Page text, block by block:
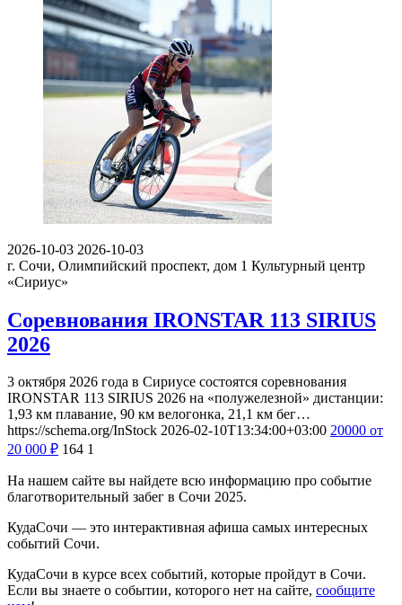
2026-10-03 2026-10-03
г. Сочи, Олимпийский проспект, дом 1 Культурный центр
«Сириус»
Соревнования IRONSTAR 113 SIRIUS
2026
3 октября 2026 года в Сириусе состоятся соревнования
IRONSTAR 113 SIRIUS 2026 на «полужелезной» дистанции:
1,93 км плавание, 90 км велогонка, 21,1 км бег…
https://schema.org/InStock 2026-02-10T13:34:00+03:00 20000 от
20 000 ₽ 164 1
На нашем сайте вы найдете всю информацию про событие
благотворительный забег в Сочи 2025.
КудаСочи — это интерактивная афиша самых интересных
событий Сочи.
КудаСочи в курсе всех событий, которые пройдут в Сочи.
Если вы знаете о событии, которого нет на сайте, сообщите